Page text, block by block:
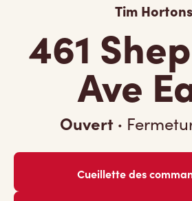
Tim Hortons
461
Ave
Ouvert ·
Cueillette des